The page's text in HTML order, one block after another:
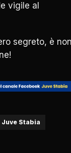
vigile al
segreto, è
Juve Stabia